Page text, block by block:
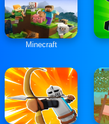
Minecraft